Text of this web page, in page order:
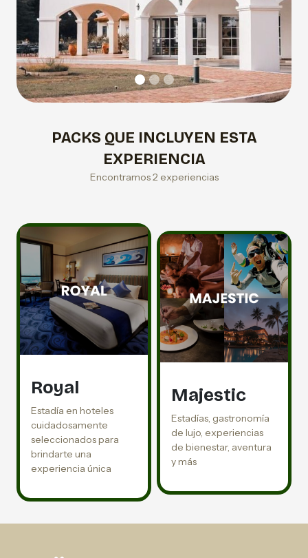
PACKS QUE INCLUYEN ESTA
EXPERIENCIA
Encontramos 2 experiencias
Royal
Estadía en hoteles
cuidadosamente
seleccionados para
brindarte una
experiencia única
Majestic
Estadías, gastronomía
de lujo, experiencias
de bienestar, aventura
y más